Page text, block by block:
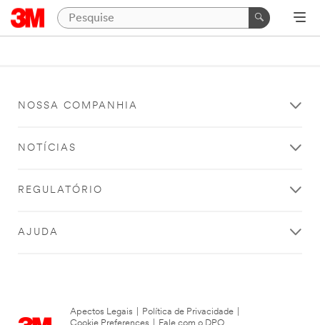
NOSSA COMPANHIA
NOTÍCIAS
REGULATÓRIO
AJUDA
Apectos Legais Política de Privacidade
Cookie Preferences
Fale com o DPO